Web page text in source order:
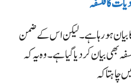
کا بیان ہو رہا ہے۔ لیکن اس کے ضمن
بھی بیان کر دیا گیا ہے۔ وہ یہ کہ